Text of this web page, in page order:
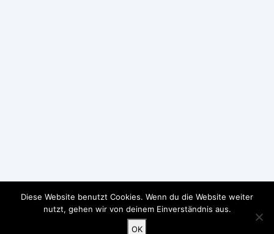
Diese Website benutzt Cookies. Wenn du die Website weiter
nutzt, gehen wir von deinem Einverständnis aus.
OK